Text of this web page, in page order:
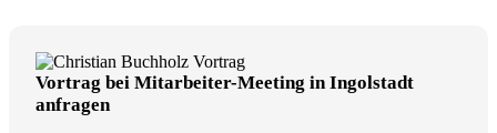
Vortrag bei Mitarbeiter-Meeting in Ingolstadt
anfragen